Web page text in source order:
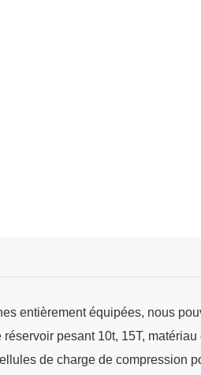
entièrement équipées, nous
réservoir pesant 10t, 15T,
de charge de compression